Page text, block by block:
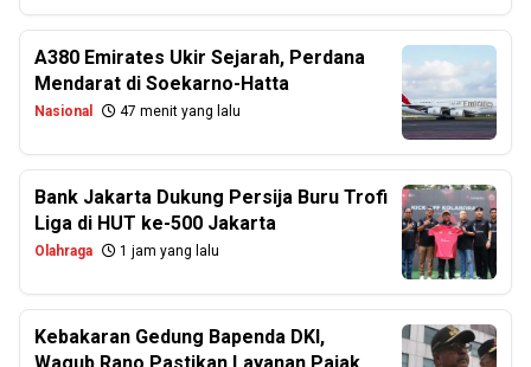
A380 Emirates Ukir Sejarah, Perdana
Mendarat di Soekarno-Hatta
Nasional 47 menit yang lalu
Bank Jakarta Dukung Persija Buru Trofi
Liga di HUT ke-500 Jakarta
Olahraga 1 jam yang lalu
Kebakaran Gedung Bapenda DKI,